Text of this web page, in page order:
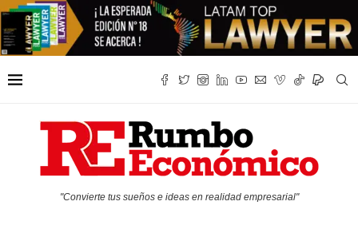
"Convierte tus sueños e ideas en realidad empresarial"